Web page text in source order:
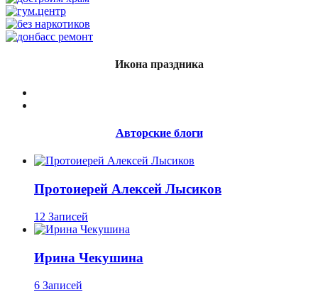
Икона праздника
Авторские блоги
Протоиерей Алексей Лысиков
12 Записей
Ирина Чекушина
6 Записей